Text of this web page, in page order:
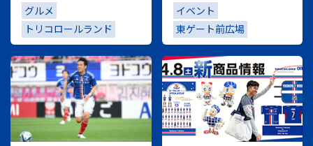
グルメ
トリコロールランド
イベント
東ゲート前広場